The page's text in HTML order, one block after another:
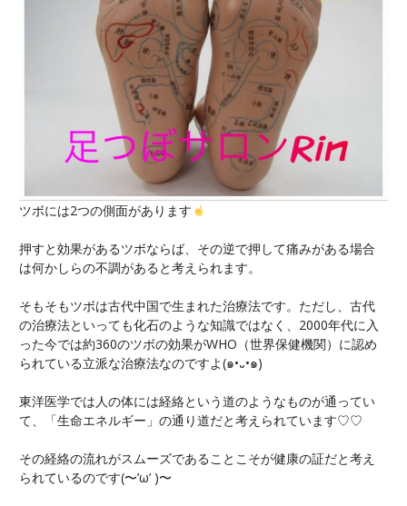
ツボには2つの側面があります
押すと効果があるツボならば、その逆で押して痛みがある場合
は何かしらの不調があると考えられます。
そもそもツボは古代中国で生まれた治療法です。ただし、古代
の治療法といっても化石のような知識ではなく、2000年代に入
った今では約360のツボの効果がWHO（世界保健機関）に認め
られている立派な治療法なのですよ(๑•᎑•๑)
東洋医学では人の体には経絡という道のようなものが通ってい
て、「生命エネルギー」の通り道だと考えられています♡♡
その経絡の流れがスムーズであることこそが健康の証だと考え
られているのです(〜’ω’ )〜